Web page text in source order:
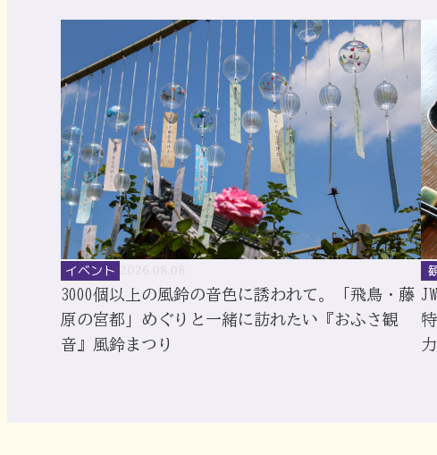
イベント
3000個以上の風鈴の音色に誘われて。「飛鳥・藤
原の宮都」めぐりと一緒に訪れたい『おふさ観
音』風鈴まつり